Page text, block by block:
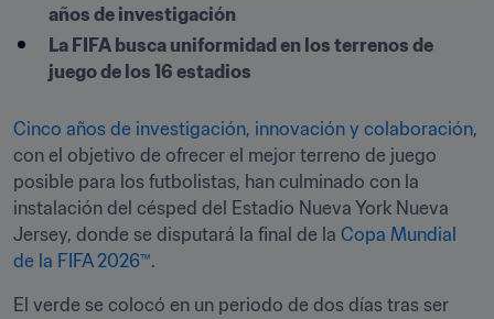
años de investigación
La FIFA busca uniformidad en los terrenos de
juego de los 16 estadios
Cinco años de investigación, innovación y colaboración,
con el objetivo de ofrecer el mejor terreno de juego
posible para los futbolistas, han culminado con la
instalación del césped del Estadio Nueva York Nueva
Jersey, donde se disputará la final de la Copa Mundial
de la FIFA 2026™.
El verde se colocó en un periodo de dos días tras ser